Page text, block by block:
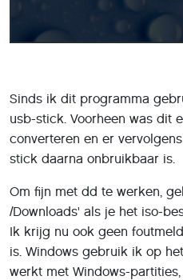
Sinds ik dit programma
usb-stick. Voorheen was dit
converteren en er
stick daarna onbruikbaar is.
Om fijn met dd te werken,
/Downloads' als je het iso-
Ik krijg nu ook geen
is. Windows gebruik ik op
werkt met Windows-